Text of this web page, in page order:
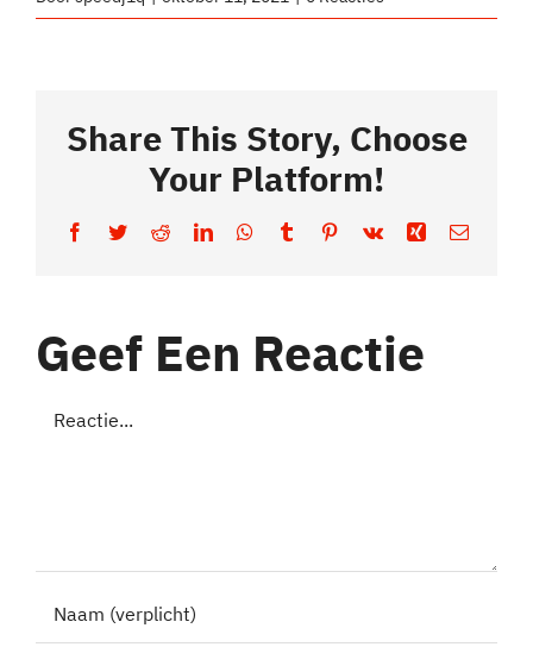
Share This Story, Choose
Your Platform!
Facebook
TwitterRedditLinkedInWhatsApp
TumblrPinterest
Vk Xing E-
Geef Een Reactie
Reactie